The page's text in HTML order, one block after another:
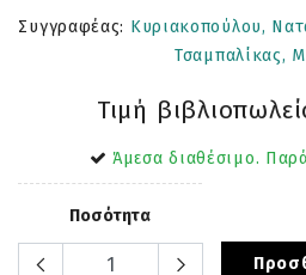
Συγγραφέας: Κυριακοπούλου,
Τσαμπαλίκας,
Τιμή
Άμεσα διαθέσιμο.
Ποσότητα